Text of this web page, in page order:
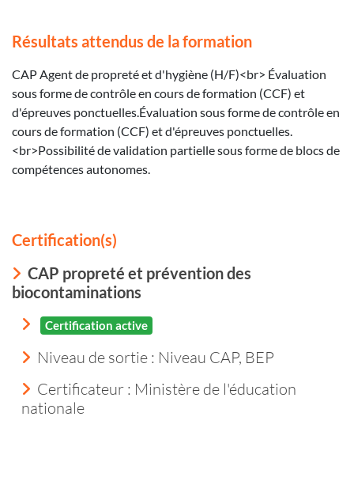
Résultats attendus de la formation
CAP Agent de propreté et d'hygiène (H/F)<br> Évaluation
sous forme de contrôle en cours de formation (CCF) et
d'épreuves ponctuelles.Évaluation sous forme de contrôle en
cours de formation (CCF) et d'épreuves ponctuelles.
<br>Possibilité de validation partielle sous forme de blocs de
compétences autonomes.
Certification(s)
CAP propreté et prévention des
biocontaminations
Certification active
Niveau de sortie : Niveau CAP, BEP
Certificateur : Ministère de l'éducation
nationale